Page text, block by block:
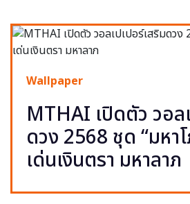
Wallpaper
MTHAI เปิดตัว วอล
ดวง 2568 ชุด “มหา
เด่นเงินตรา มหาลาภ